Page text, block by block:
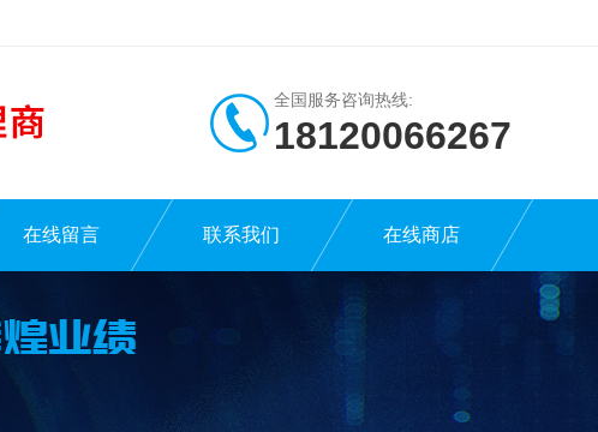
全国服务咨询热线:
18120066267
在线留言 联系我们 在线商店